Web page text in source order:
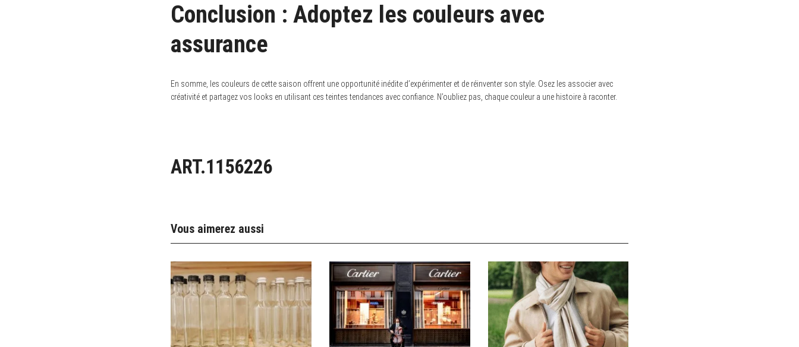
Conclusion : Adoptez les couleurs avec
assurance
En somme, les couleurs de cette saison offrent une opportunité inédite d’expérimenter et de réinventer son style. Osez les associer avec
créativité et partagez vos looks en utilisant ces teintes tendances avec confiance. N’oubliez pas, chaque couleur a une histoire à raconter.
ART.1156226
Vous aimerez aussi